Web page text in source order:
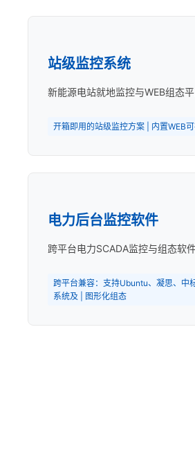
站级监控系统
新能源电站就地监控与WEB组态
开箱即用的站级监控方案 | 内置WEB
电力后台监控软件
跨平台电力SCADA监控与组态软
跨平台兼容：支持Ubuntu、凝思、中
系统及 | 图形化组态